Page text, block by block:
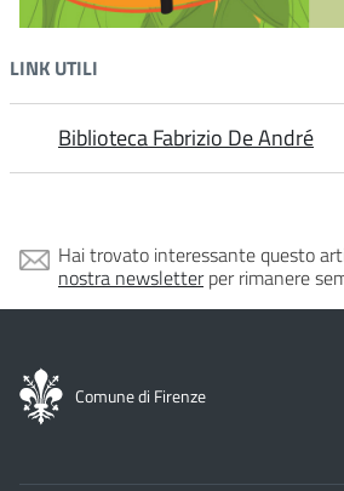
LINK UTILI
Biblioteca Fabrizio De André
Hai trovato interessante questo
nostra newsletterper rimanere
Comune di Firenze